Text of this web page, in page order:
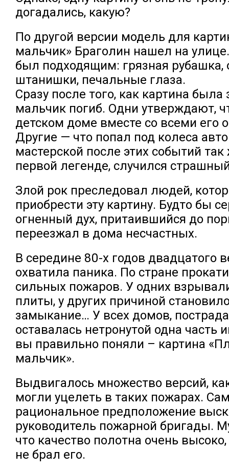
догадались, какую?
По другой версии модель для
мальчик» Браголин нашел на
был подходящим: грязная рубашка,
штанишки, печальные глаза.
Сразу после того, как картина была
мальчик погиб. Одни утверждают,
детском доме вместе со всеми его
Другие — что попал под колеса
мастерской после этих событий так
первой легенде, случился
Злой рок преследовал людей,
приобрести эту картину. Будто бы
огненный дух, притаившийся до
переезжал в дома несчастных.
В середине 80-х годов двадцатого
охватила паника. По стране
сильных пожаров. У одних
плиты, у других причиной
замыкание… У всех домов,
оставалась нетронутой одна часть
вы правильно поняли – картина
мальчик».
Выдвигалось множество версий,
могли уцелеть в таких пожарах.
рациональное предположение
руководитель пожарной бригады.
что качество полотна очень
не брал его.